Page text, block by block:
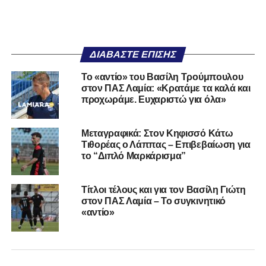
ΔΙΑΒΆΣΤΕ ΕΠΊΣΗΣ
Το «αντίο» του Βασίλη Τρούμπουλου
στον ΠΑΣ Λαμία: «Κρατάμε τα καλά και
προχωράμε. Ευχαριστώ για όλα»
Μεταγραφικά: Στον Κηφισσό Κάτω
Τιθορέας ο Λάππας – Επιβεβαίωση για
το “Διπλό Μαρκάρισμα”
Τίτλοι τέλους και για τον Βασίλη Γιώτη
στον ΠΑΣ Λαμία – Το συγκινητικό
«αντίο»